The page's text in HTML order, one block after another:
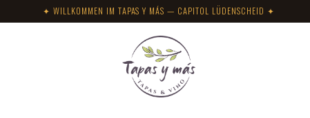
✦ WILLKOMMEN IM TAPAS Y MÁS — CAPITOL LÜDENSCHEID ✦